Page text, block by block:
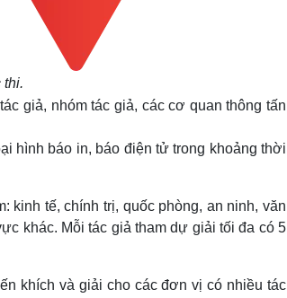
thi.
giả, nhóm tác giả, các cơ quan thông tấn
hình báo in, báo điện tử trong khoảng thời
kinh tế, chính trị, quốc phòng, an ninh, văn
khác. Mỗi tác giả tham dự giải tối đa có 5
khích và giải cho các đơn vị có nhiều tác